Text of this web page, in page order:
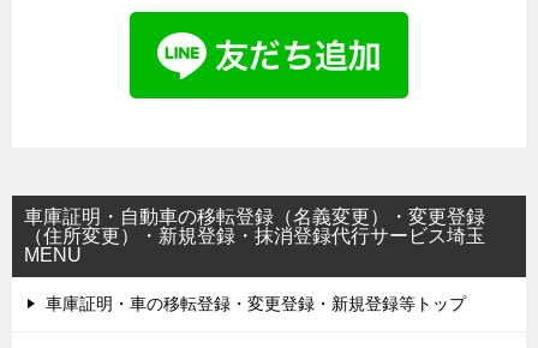
車庫証明・自動車の移転登録（名義変更）・変更登録
（住所変更）・新規登録・抹消登録代行サービス埼玉
MENU
車庫証明・車の移転登録・変更登録・新規登録等トップ